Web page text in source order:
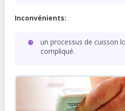
Inconvénients:
un processus de cuisson
compliqué.